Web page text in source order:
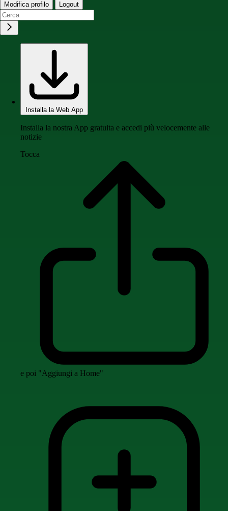
Modifica profilo Logout
Installa la Web App
Installa la nostra App gratuita e accedi più velocemente alle
notizie
Tocca
e poi "Aggiungi a Home"